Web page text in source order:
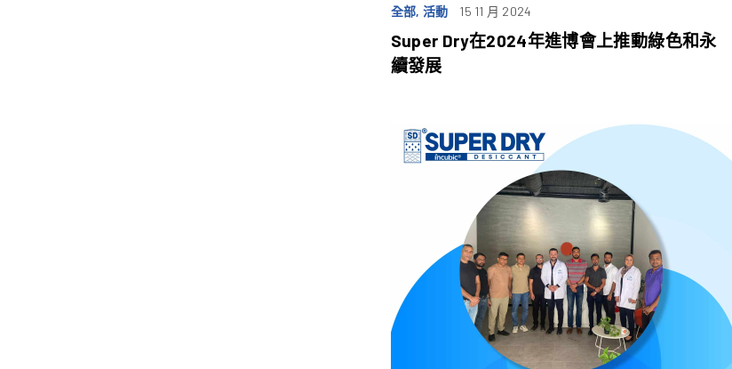
全部, 活動 15 11 月 2024
Super Dry在2024年進博會上推動綠色和永
續發展